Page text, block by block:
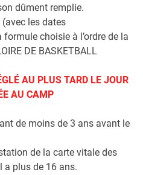
dûment remplie.
les dates
choisie à l’ordre de la
DE BASKETBALL
AU PLUS TARD LE JOUR
AU CAMP
de moins de 3 ans avant le
de la carte vitale des
a plus de 16 ans.